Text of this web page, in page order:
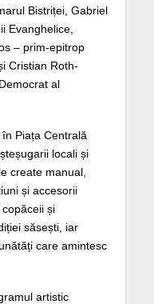
Bistriței, Gabriel
Evanghelice,
– prim-epitrop
Cristian Roth-
al
Piața Centrală
locali și
create manual,
și accesorii
și
săsești, iar
care amintesc
artistic